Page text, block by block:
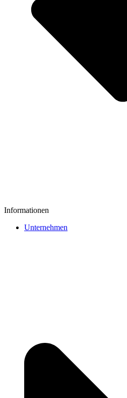
Informationen
Unternehmen